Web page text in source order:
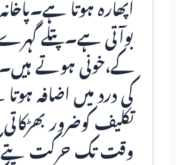
اپھارہ ہوتا
بوآتی ہے۔پتلے
کے،خونی ہوتے
کی درد میں اضافہ
تکلیف کوضرور
وقت تک حرکت پتے